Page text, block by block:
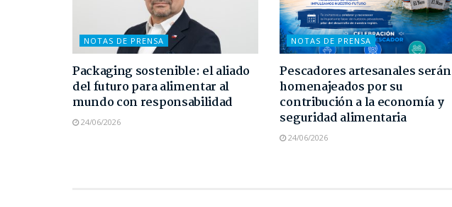
NOTAS DE PRENSA
Packaging sostenible: el aliado
del futuro para alimentar al
mundo con responsabilidad
24/06/2026
NOTAS DE PRENSA
Pescadores artesanales serán
homenajeados por su
contribución a la economía y
seguridad alimentaria
24/06/2026